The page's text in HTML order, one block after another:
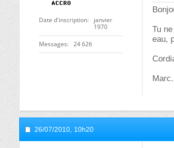
Date d'inscription
janvier
1970
Messages 24 626
Tu
eau,
Marc.
26/07/2010, 10h20